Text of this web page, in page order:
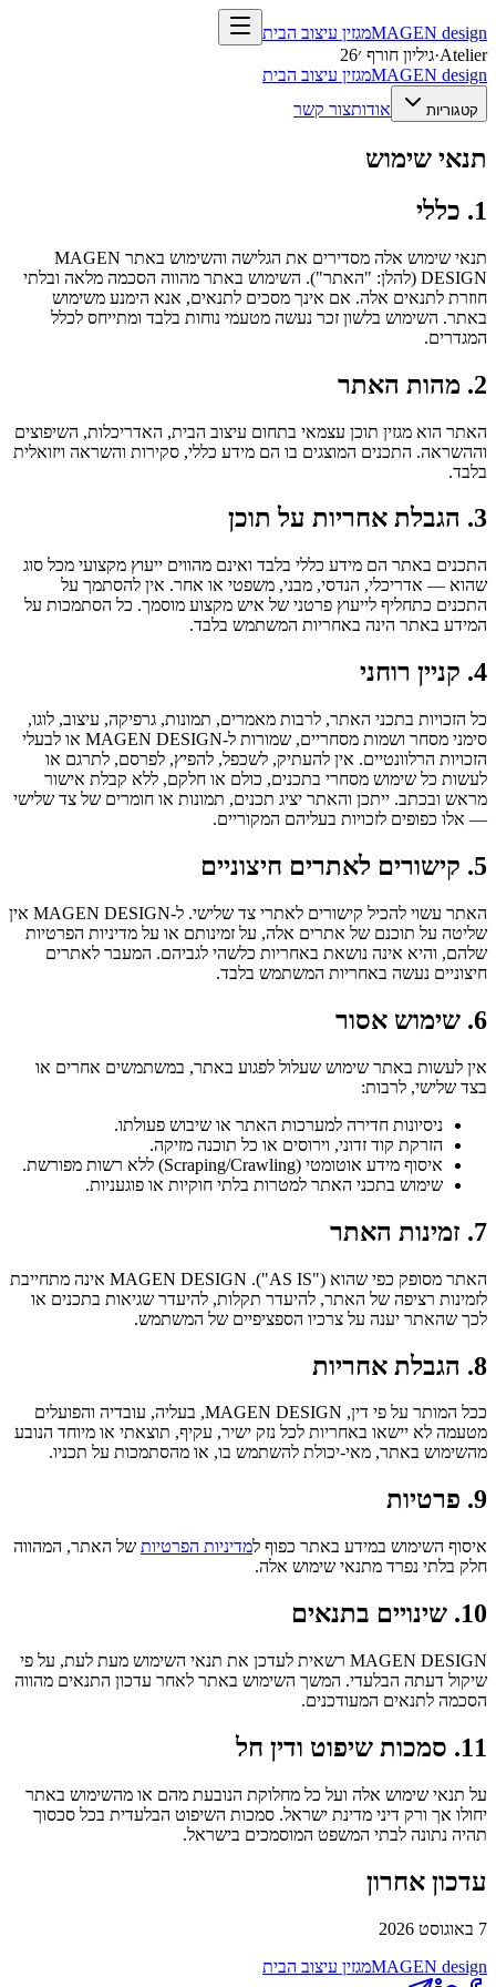
MAGEN design
מגזין עיצוב הבית
Atelier
·גיליון חורף ׳26
MAGEN design מגזין עיצוב הבית
קטגוריות אודותצור קשר
תנאי שימוש
1. כללי
תנאי שימוש אלה מסדירים את הגלישה והשימוש באתר MAGEN
DESIGN (להלן: "האתר"). השימוש באתר מהווה הסכמה מלאה ובלתי
חוזרת לתנאים אלה. אם אינך מסכים לתנאים, אנא הימנע משימוש
באתר. השימוש בלשון זכר נעשה מטעמי נוחות בלבד ומתייחס לכלל
המגדרים.
2. מהות האתר
האתר הוא מגזין תוכן עצמאי בתחום עיצוב הבית, האדריכלות, השיפוצים
וההשראה. התכנים המוצגים בו הם מידע כללי, סקירות והשראה ויזואלית
בלבד.
3. הגבלת אחריות על תוכן
התכנים באתר הם מידע כללי בלבד ואינם מהווים ייעוץ מקצועי מכל סוג
שהוא — אדריכלי, הנדסי, מבני, משפטי או אחר. אין להסתמך על
התכנים כתחליף לייעוץ פרטני של איש מקצוע מוסמך. כל הסתמכות על
המידע באתר הינה באחריות המשתמש בלבד.
4. קניין רוחני
כל הזכויות בתכני האתר, לרבות מאמרים, תמונות, גרפיקה, עיצוב, לוגו,
סימני מסחר ושמות מסחריים, שמורות ל-MAGEN DESIGN או לבעלי
הזכויות הרלוונטיים. אין להעתיק, לשכפל, להפיץ, לפרסם, לתרגם או
לעשות כל שימוש מסחרי בתכנים, כולם או חלקם, ללא קבלת אישור
מראש ובכתב. ייתכן והאתר יציג תכנים, תמונות או חומרים של צד שלישי
— אלו כפופים לזכויות בעליהם המקוריים.
5. קישורים לאתרים חיצוניים
האתר עשוי להכיל קישורים לאתרי צד שלישי. ל-MAGEN DESIGN אין
שליטה על תוכנם של אתרים אלה, על זמינותם או על מדיניות הפרטיות
שלהם, והיא אינה נושאת באחריות כלשהי לגביהם. המעבר לאתרים
חיצוניים נעשה באחריות המשתמש בלבד.
6. שימוש אסור
אין לעשות באתר שימוש שעלול לפגוע באתר, במשתמשים אחרים או
בצד שלישי, לרבות:
ניסיונות חדירה למערכות האתר או שיבוש פעולתו.
הזרקת קוד זדוני, וירוסים או כל תוכנה מזיקה.
איסוף מידע אוטומטי (Scraping/Crawling) ללא רשות מפורשת.
שימוש בתכני האתר למטרות בלתי חוקיות או פוגעניות.
7. זמינות האתר
האתר מסופק כפי שהוא ("AS IS"). MAGEN DESIGN אינה מתחייבת
לזמינות רציפה של האתר, להיעדר תקלות, להיעדר שגיאות בתכנים או
לכך שהאתר יענה על צרכיו הספציפיים של המשתמש.
8. הגבלת אחריות
ככל המותר על פי דין, MAGEN DESIGN, בעליה, עובדיה והפועלים
מטעמה לא יישאו באחריות לכל נזק ישיר, עקיף, תוצאתי או מיוחד הנובע
מהשימוש באתר, מאי-יכולת להשתמש בו, או מהסתמכות על תכניו.
9. פרטיות
איסוף השימוש במידע באתר כפוף למדיניות הפרטיות של האתר, המהווה
חלק בלתי נפרד מתנאי שימוש אלה.
10. שינויים בתנאים
MAGEN DESIGN רשאית לעדכן את תנאי השימוש מעת לעת, על פי
שיקול דעתה הבלעדי. המשך השימוש באתר לאחר עדכון התנאים מהווה
הסכמה לתנאים המעודכנים.
11. סמכות שיפוט ודין חל
על תנאי שימוש אלה ועל כל מחלוקת הנובעת מהם או מהשימוש באתר
יחולו אך ורק דיני מדינת ישראל. סמכות השיפוט הבלעדית בכל סכסוך
תהיה נתונה לבתי המשפט המוסמכים בישראל.
עדכון אחרון
7 באוגוסט 2026
MAGEN design מגזין עיצוב הבית